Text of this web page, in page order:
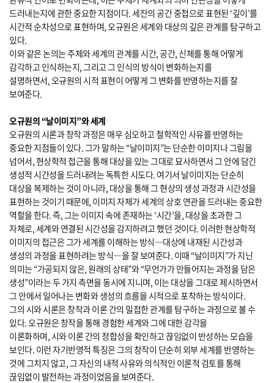
드러내는지에 관한 중요한 지점이다. 세잔의 공간 중첩으로 표현된 ‘깊이’를
시간적 순차성으로 표현하며, 오규원은 세계와 대상의 깊은 관계를 탐구하고
있다.
이와 같은 논의는 주체와 세계의 관계를 시간, 공간, 신체를 통해 어떻게
감각하고 인식하는지, 그리고 그 인식의 방식이 변화하는지를
설명하면서, 오규원의 시적 표현이 어떻게 그 변화를 반영하는지를 잘
보여준다.
오규원의 “날이미지”와 세계
오규원의 시론과 창작 과정은 매우 심오하고 철학적인 사유를 반영하는
중요한 지점들이 있다. 그가 말하는 “날이미지”는 단순한 이미지나 그림을
넘어서, 현상학적 접근을 통해 대상을 있는 그대로 묘사하면서 그 안에 담긴
생성적 시간성을 드러내려는 독특한 시도다. 여기서 날이미지는 단순히
대상을 복제하는 것이 아니라, 대상을 통해 그 현상의 생성 과정과 시간성을
표현하는 것이기 때문에, 이미지 자체가 세계의 상호 연관을 드러내는 중요한
역할을 한다. 즉, 그는 이미지 속에 존재하는 ‘시간’을, 대상을 초과한 그
자체로, 세계와 연결된 시간성을 감지하려고 했던 것이다. 이러한 현상학적
이미지의 접근은 그가 세계를 이해하는 방식―대상에 내재된 시간성과
생성의 과정을 표현하려는 방식―을 잘 보여준다. 이때 “날이미지”가 지닌
의미는 “가공되지 않은, 원래의 상태”와 “무언가가 만들어지는 과정을 담은
생성”이라는 두 가지 측면을 동시에 지니며, 이는 대상을 그대로 제시하면서
그 안에서 일어나는 변화와 생성의 흐름을 시적으로 포착하는 방식이다.
그의 시와 시론은 창작과 이론 간의 밀접한 관계를 탐구하는 과정으로 볼 수
있다. 오규원은 창작을 통해 경험한 세계와 그에 대한 감각을
이론화하며, 시와 이론 간의 정합성을 확인하고 끊임없이 반성하는 모습을
보인다. 이런 자기반영적 특징은 그의 창작이 단순히 외부 세계를 반영하는
것에 그치지 않고, 그 자신의 내적 사유와 의식적인 이론적 검토를 통해
끊임없이 발전하는 과정이었음을 보여준다.